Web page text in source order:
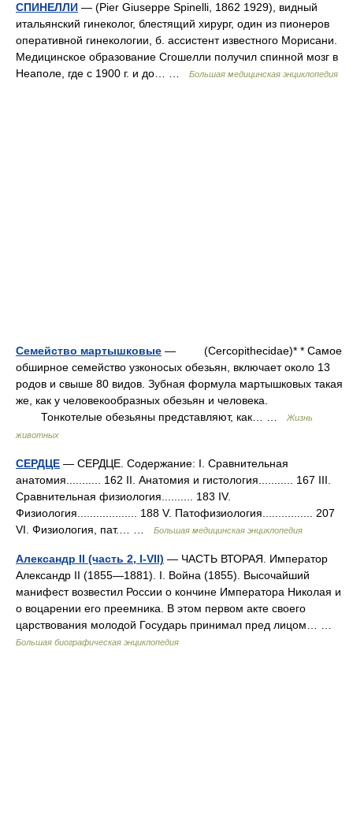
СПИНЕЛЛИ — (Pier Giuseppe Spinelli, 1862 1929), видный
итальянский гинеколог, блестящий хирург, один из пионеров
оперативной гинекологии, б. ассистент известного Морисани.
Медицинское образование Сгошелли получил спинной мозг в
Неаполе, где с 1900 г. и до… …
Большая медицинская энциклопедия
Семейство мартышковые — (Cercopithecidae)* * Самое
обширное семейство узконосых обезьян, включает около 13
родов и свыше 80 видов. Зубная формула мартышковых такая
же, как у человекообразных обезьян и человека.
Тонкотелые обезьяны представляют, как… …
Жизнь
животных
СЕРДЦЕ — СЕРДЦЕ. Содержание: I. Сравнительная
анатомия........... 162 II. Анатомия и гистология........... 167 III.
Сравнительная физиология.......... 183 IV.
Физиология................... 188 V. Патофизиология................ 207
VІ. Физиология, пат.… …
Большая медицинская энциклопедия
Александр II (часть 2, I-VII) — ЧАСТЬ ВТОРАЯ. Император
Александр II (1855—1881). I. Война (1855). Высочайший
манифест возвестил России о кончине Императора Николая и
о воцарении его преемника. В этом первом акте своего
царствования молодой Государь принимал пред лицом… …
Большая биографическая энциклопедия